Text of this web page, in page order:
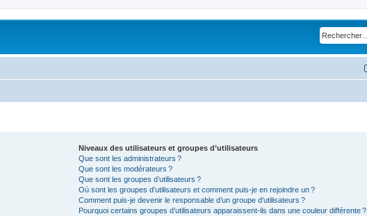
Niveaux des utilisateurs et groupes d’utilisateurs
Que sont les administrateurs ?
Que sont les modérateurs ?
Que sont les groupes d’utilisateurs ?
Où sont les groupes d’utilisateurs et comment puis-je en rejoindre un ?
Comment puis-je devenir le responsable d’un groupe d’utilisateurs ?
Pourquoi certains groupes d’utilisateurs apparaissent-ils dans une couleur différente ?